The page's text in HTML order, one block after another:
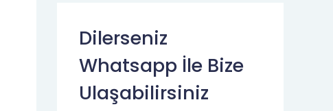
Dilerseniz
Whatsapp İle Bize
Ulaşabilirsiniz